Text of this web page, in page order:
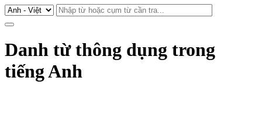
Danh từ thông dụng trong
tiếng Anh